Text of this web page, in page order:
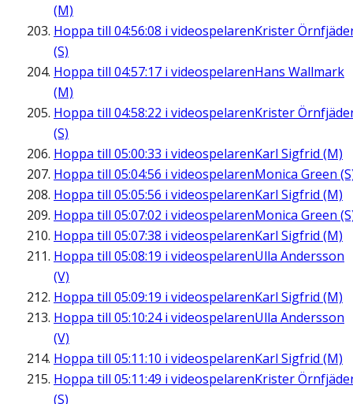
(M)
Hoppa till 04:56:08 i videospelarenKrister
(S)
Hoppa till 04:57:17 i videospelarenHans Wallmark
(M)
Hoppa till 04:58:22 i videospelarenKrister
(S)
Hoppa till 05:00:33 i videospelarenKarl Sigfrid (M)
Hoppa till 05:04:56 i videospelarenMonica Green
Hoppa till 05:05:56 i videospelarenKarl Sigfrid (M)
Hoppa till 05:07:02 i videospelarenMonica Green
Hoppa till 05:07:38 i videospelarenKarl Sigfrid (M)
Hoppa till 05:08:19 i videospelarenUlla Andersson
(V)
Hoppa till 05:09:19 i videospelarenKarl Sigfrid (M)
Hoppa till 05:10:24i videospelarenUlla Andersson
(V)
Hoppa till 05:11:10 i videospelarenKarl Sigfrid (M)
Hoppa till 05:11:49 i videospelarenKrister
(S)